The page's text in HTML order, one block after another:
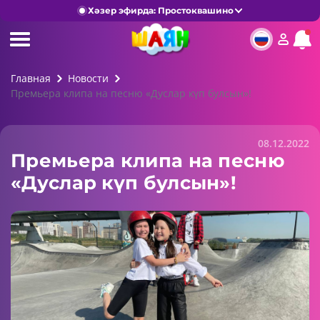
Хәзер эфирда: Простоквашино
Главная
Новости
Премьера клипа на песню «Дуслар күп булсын»!
08.12.2022
Премьера клипа на песню
«Дуслар күп булсын»!